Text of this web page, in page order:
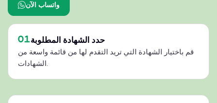
واتساب الآن
01حدد الشهادة المطلوبة
قم باختيار الشهادة التي تريد التقدم لها من قائمة واسعة من
الشهادات.